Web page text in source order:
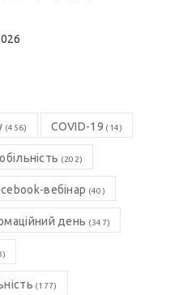
(456) COVID-19 (14)
(202)
вебінар (40)
день (347)
(177)